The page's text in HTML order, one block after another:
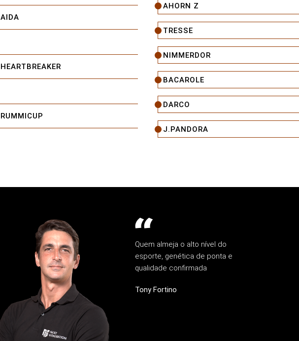
AIDA
HEARTBREAKER
RUMMICUP
AHORN Z
TRESSE
NIMMERDOR
BACAROLE
DARCO
J.PANDORA
Quem almeja o alto nível do
esporte, genética de ponta e
qualidade confirmada
Tony Fortino